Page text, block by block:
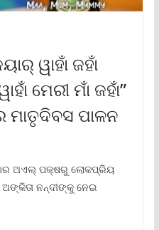
ୱାହାଁ ଜହାଁ
ମେରୀ ମାଁ ଜହାଁ”
ମାତୃଦିବସ ପାଳନ
ଅଏଲ୍ ପକ୍ଷରୁ ଲୋକପ୍ରିୟ
ଅଙ୍କିତା ନନ୍ଦୀଙ୍କୁ ନେଇ